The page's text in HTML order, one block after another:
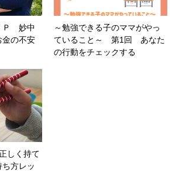
Ｐ 妙中
の不安
～勉強できる子のママがやっ
ていること～ 第1回 あなた
の行動をチェックする
しく持て
方レッ